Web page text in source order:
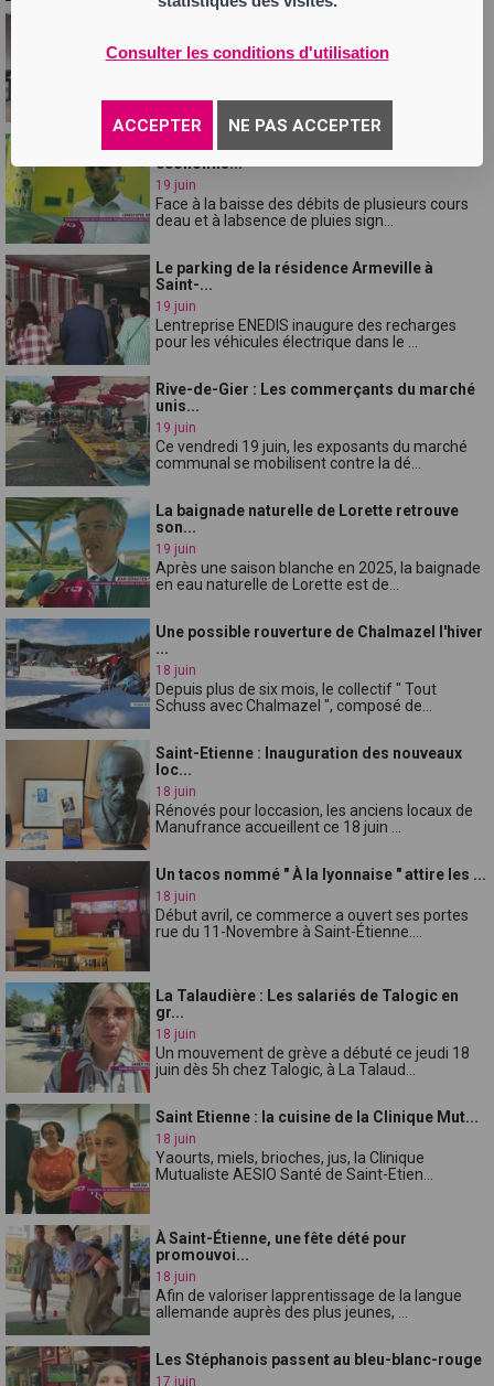
Consulter les conditions d'utilisation
ACCEPTER NE PAS ACCEPTER
20 juin
professionnellement ou simplement fai...
Sécheresse : les Ligériens appelés à
économis...
19 juin
Face à la baisse des débits de plusieurs cours
deau et à labsence de pluies sign...
Le parking de la résidence Armeville à
Saint-...
19 juin
Lentreprise ENEDIS inaugure des recharges
pour les véhicules électrique dans le ...
Rive-de-Gier : Les commerçants du marché
unis...
19 juin
Ce vendredi 19 juin, les exposants du marché
communal se mobilisent contre la dé...
La baignade naturelle de Lorette retrouve
son...
19 juin
Après une saison blanche en 2025, la baignade
en eau naturelle de Lorette est de...
Une possible rouverture de Chalmazel l'hiver
...
18 juin
Depuis plus de six mois, le collectif " Tout
Schuss avec Chalmazel ", composé de...
Saint-Etienne : Inauguration des nouveaux
loc...
18 juin
Rénovés pour loccasion, les anciens locaux de
Manufrance accueillent ce 18 juin ...
Un tacos nommé " À la lyonnaise " attire les ...
18 juin
Début avril, ce commerce a ouvert ses portes
rue du 11-Novembre à Saint-Étienne....
La Talaudière : Les salariés de Talogic en
gr...
18 juin
Un mouvement de grève a débuté ce jeudi 18
juin dès 5h chez Talogic, à La Talaud...
Saint Etienne : la cuisine de la Clinique Mut...
18 juin
Yaourts, miels, brioches, jus, la Clinique
Mutualiste AESIO Santé de Saint-Etien...
À Saint-Étienne, une fête dété pour
promouvoi...
18 juin
Afin de valoriser lapprentissage de la langue
allemande auprès des plus jeunes, ...
Les Stéphanois passent au bleu-blanc-rouge
17 juin